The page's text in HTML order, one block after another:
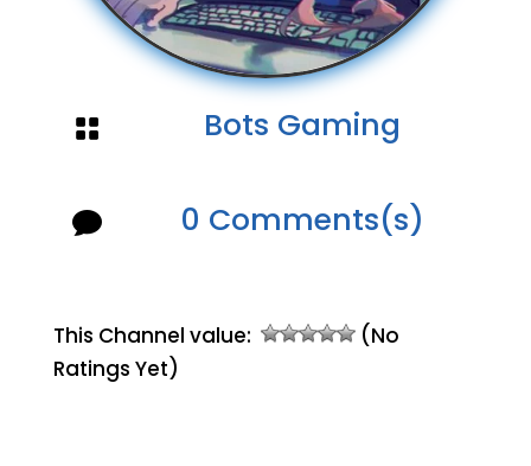
 Bots Gaming
 0 Comments(s)
This Channel value:
(No
Ratings Yet)